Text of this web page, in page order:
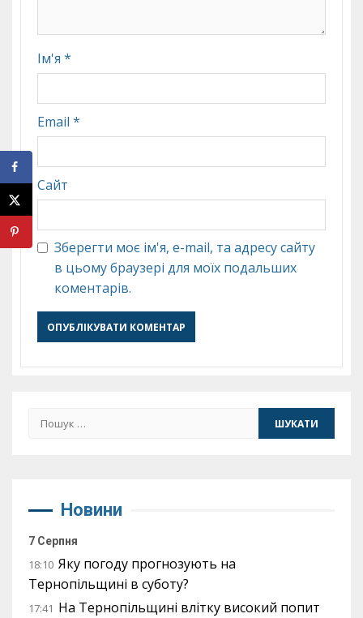
Ім'я *
Email *
Сайт
Зберегти моє ім'я, e-mail, та адресу сайту
в цьому браузері для моїх подальших
коментарів.
Пошук:
Новини
7 Серпня
18:10 Яку погоду прогнозують на
Тернопільщині в суботу?
17:41 На Тернопільщині влітку високий попит